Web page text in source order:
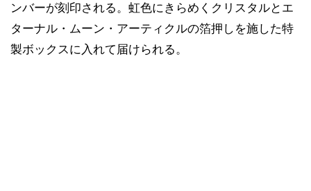
ンバーが刻印される。虹色にきらめくクリスタルとエ
ターナル・ムーン・アーティクルの箔押しを施した特
製ボックスに入れて届けられる。